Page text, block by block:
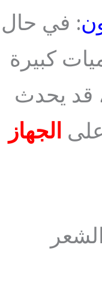
: في حال
كبيرة
قد يحدث
الجهاز